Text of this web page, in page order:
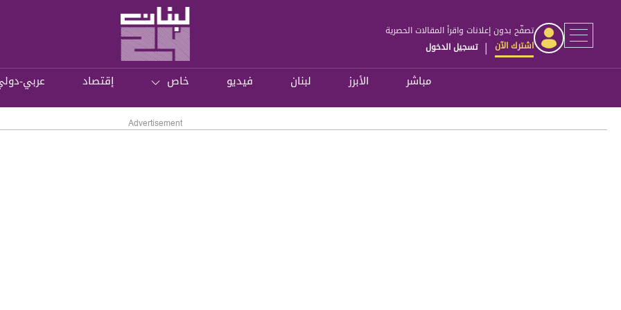
تصفّح بدون إعلانات واقرأ المقالات الحصرية
اشترك الآن | تسجيل الدخول
مباشر الأبرز لبنان فيديو خاص إقتصاد عربي-
Advertisement